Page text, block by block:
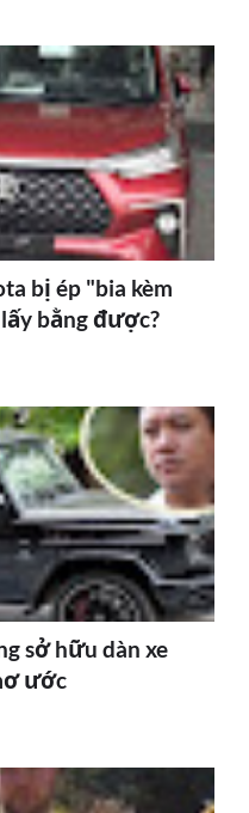
bị ép "bia kèm
bằng được?
sở hữu dàn xe
ước